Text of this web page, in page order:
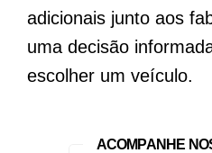
adicionais junto aos
uma decisão
escolher um veículo.
ACOMPANHE